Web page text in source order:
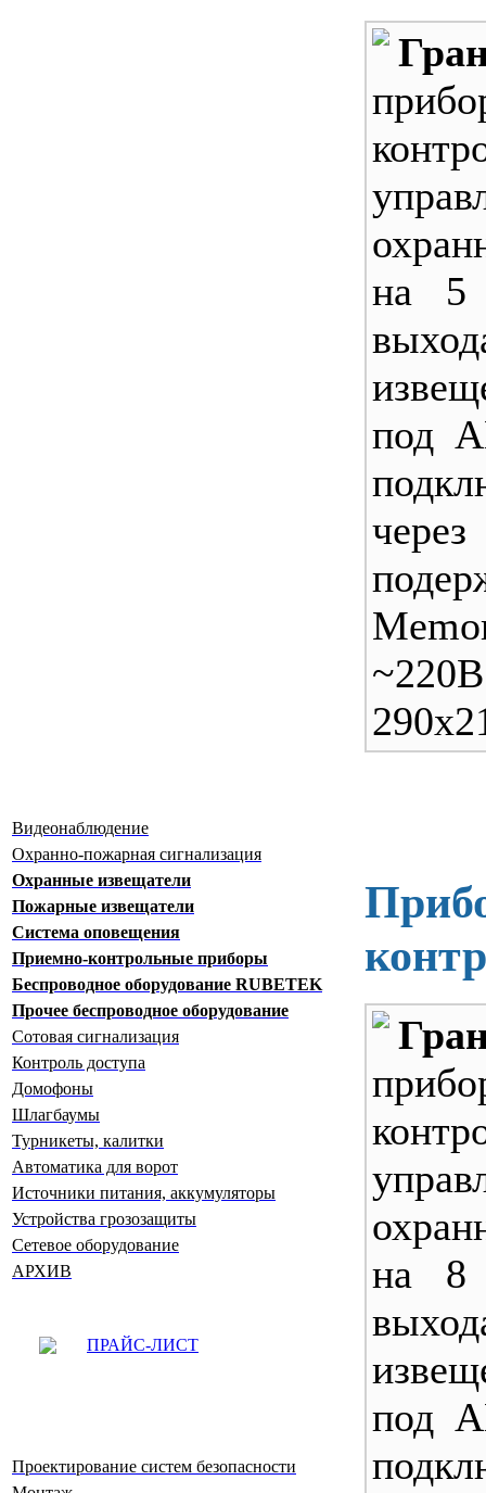
Видеонаблюдение
Охранно-пожарная сигнализация
Охранные извещатели
Пожарные извещатели
Система оповещения
Приемно-контрольные приборы
Беспроводное оборудование RUBETEK
Прочее беспроводное оборудование
Сотовая сигнализация
Контроль доступа
Домофоны
Шлагбаумы
Турникеты, калитки
Автоматика для ворот
Источники питания, аккумуляторы
Устройства грозозащиты
Сетевое оборудование
АРХИВ
ПРАЙС-ЛИСТ
Проектирование систем безопасности
на 5
под
на 8
под